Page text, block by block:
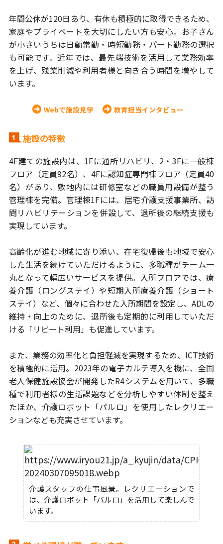
年間公休が120日あり、有休も積極的に取得できるため、
家庭やプライベートを大切にしたい方も安心。お子さん
が小さいうちは日勤常勤・時短勤務・ パート勤務の選択
も可能です。近年では、最先端技術を活用して業務効率
を上げ、残業削減や利用者様と向き合う時間を増やして
います。
Webで施設見学 教育担当インタビュー
施設の特徴
4F建ての施設内は、1Fに通所リハビリ、2・3Fに一般棟
フロア（定員92名）、 4Fに認知症専門棟フロア（定員40
名）があり、敷地内には研修室などの職員用設備が整う
管理棟を完備。管理棟1Fには、居宅介護支援事業所、 訪
問リハビリテーションを併設して、退所後の継続支援も
実現しています。
高齢化が進む地域に寄り添い、在宅復帰後も地域で安心
した生活を続けて いただけるように、多職種がチーム一
丸となって幅広いサービスを提供。 入所フロアでは、療
養介護（ロングステイ）や短期入所療養介護（ショート
ステイ）など、個々に合わせた入所期間を設定し、ADLの
維持・向上のために、 退所後も定期的に利用していただ
ける「リピート利用」も促進しています。
また、業務の効率化と負担軽減を実現するため、ICT技術
を積極的に活用。 2023年の電子カルテ導入を機に、全国
老人保健施設協会が開発したR4システムを用いて、多職
種で利用者様の生活課題などを分析しやすい体制を整え
たほか、 介護ロボット「パルロ」を使用したレクリエー
ションなども充実させています。
介護スタッフの仕事風景。レクリエーションで
は、介護ロボット「パルロ」を活用して楽しんで
います。